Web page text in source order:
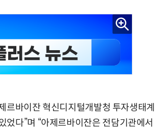
바이잔 혁신디지털개발청 투자생태계
었다”며 “아제르바이잔은 전담기관에서